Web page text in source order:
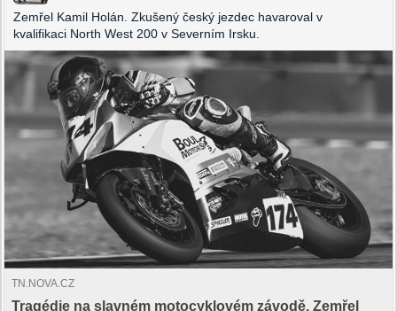
Zemřel Kamil Holán. Zkušený český jezdec havaroval v
kvalifikaci North West 200 v Severním Irsku.
TN.NOVA.CZ
Tragédie na slavném motocyklovém závodě. Zemřel